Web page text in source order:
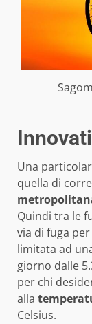
Una
quella di
Quindi tra le
via di fuga
limitata ad
giorno dalle
per chi
alla
Celsius.